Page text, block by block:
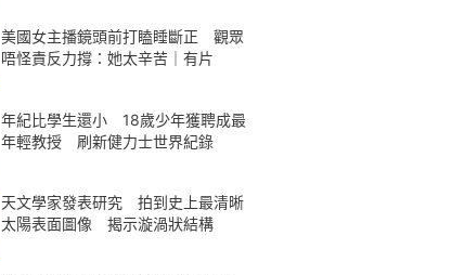
美國女主播鏡頭前打瞌睡斷正 觀眾
唔怪責反力撐：她太辛苦｜有片
年紀比學生還小 18歲少年獲聘成最
年輕教授 刷新健力士世界紀錄
天文學家發表研究 拍到史上最清晰
太陽表面圖像 揭示漩渦狀結構